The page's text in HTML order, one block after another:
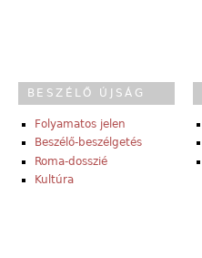
BESZÉLŐ ÚJSÁG
Folyamatos jelen
Beszélő-beszélgetés
Roma-dosszié
Kultúra